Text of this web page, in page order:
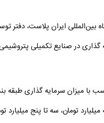
بین‌المللی ایران پلاست،
در صنایع تکمیلی پتروشیمی
با میزان سرمایه گذاری
تومان، سه تا پنج میلیارد